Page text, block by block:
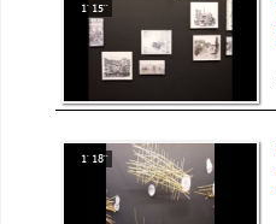
1' 15''
1' 18''